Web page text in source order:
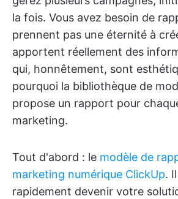
la fois. Vous avez besoin de
prennent pas une éternité à
apportent réellement des
qui, honnêtement, sont
pourquoi la bibliothèque de
propose un rapport pour
marketing.
Tout d'abord : le modèle de
marketing numérique ClickUp.
rapidement devenir votre